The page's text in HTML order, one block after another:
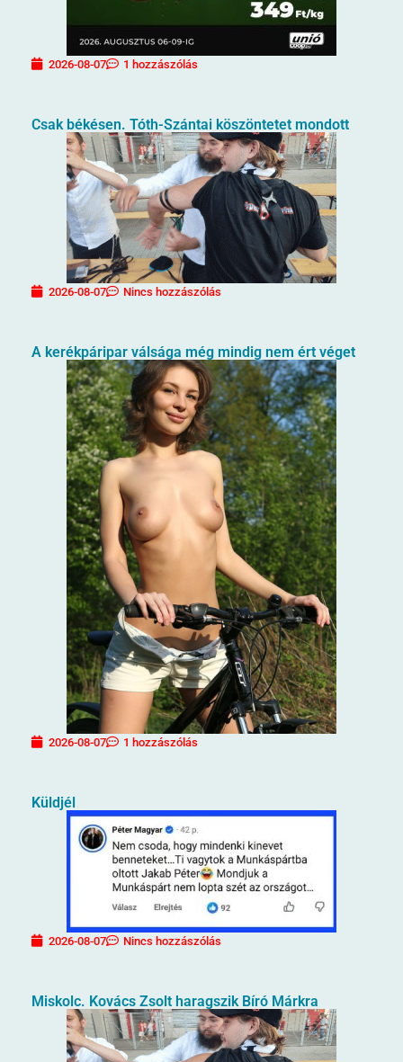
2026-08-07 1 hozzászólás
Csak békésen. Tóth-Szántai köszöntetet mondott
2026-08-07 Nincs hozzászólás
A kerékpáripar válsága még mindig nem ért véget
2026-08-07 1 hozzászólás
Küldjél
2026-08-07 Nincs hozzászólás
Miskolc. Kovács Zsolt haragszik Bíró Márkra